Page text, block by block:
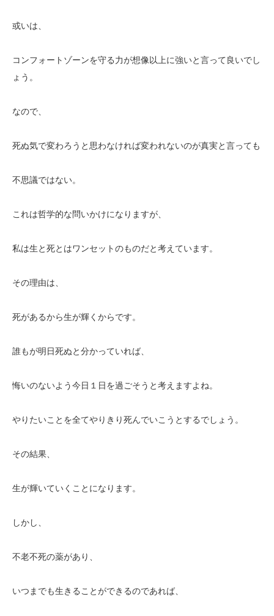
或いは、
コンフォートゾーンを守る力が想像以上に強いと言って良いでし
ょう。
なので、
死ぬ気で変わろうと思わなければ変われないのが真実と言っても
不思議ではない。
これは哲学的な問いかけになりますが、
私は生と死とはワンセットのものだと考えています。
その理由は、
死があるから生が輝くからです。
誰もが明日死ぬと分かっていれば、
悔いのないよう今日１日を過ごそうと考えますよね。
やりたいことを全てやりきり死んでいこうとするでしょう。
その結果、
生が輝いていくことになります。
しかし、
不老不死の薬があり、
いつまでも生きることができるのであれば、